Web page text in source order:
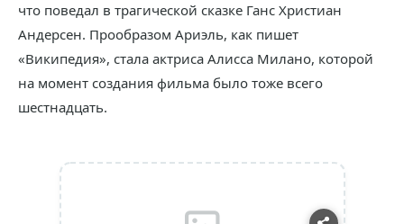
что поведал в трагической сказке Ганс Христиан
Андерсен. Прообразом Ариэль, как пишет
«Википедия», стала актриса Алисса Милано, которой
на момент создания фильма было тоже всего
шестнадцать.